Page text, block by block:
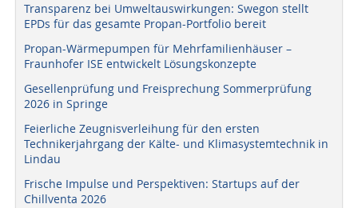
Transparenz bei Umweltauswirkungen: Swegon stellt
EPDs für das gesamte Propan-Portfolio bereit
Propan-Wärmepumpen für Mehrfamilienhäuser –
Fraunhofer ISE entwickelt Lösungskonzepte
Gesellenprüfung und Freisprechung Sommerprüfung
2026 in Springe
Feierliche Zeugnisverleihung für den ersten
Technikerjahrgang der Kälte- und Klimasystemtechnik in
Lindau
Frische Impulse und Perspektiven: Startups auf der
Chillventa 2026